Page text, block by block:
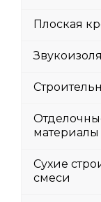
Плоская
материалы
Сухие
смеси